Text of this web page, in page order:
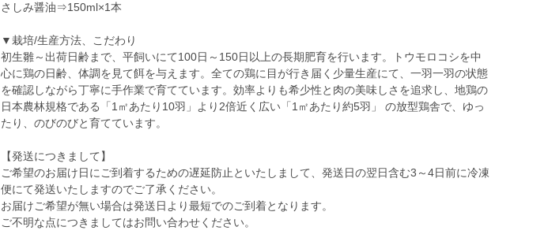
さしみ醤油⇒150ml×1本
▼栽培/生産方法、こだわり
初生雛～出荷日齢まで、平飼いにて100日～150日以上の長期肥育を行います。トウモロコシを中
心に鶏の日齢、体調を見て餌を与えます。全ての鶏に目が行き届く少量生産にて、一羽一羽の状態
を確認しながら丁寧に手作業で育てています。効率よりも希少性と肉の美味しさを追求し、地鶏の
日本農林規格である「1㎡あたり10羽」より2倍近く広い「1㎡あたり約5羽」 の放型鶏舎で、ゆっ
たり、のびのびと育てています。
【発送につきまして】
ご希望のお届け日にご到着するための遅延防止といたしまして、発送日の翌日含む3～4日前に冷凍
便にて発送いたしますのでご了承ください。
お届けご希望が無い場合は発送日より最短でのご到着となります。
ご不明な点につきましてはお問い合わせください。